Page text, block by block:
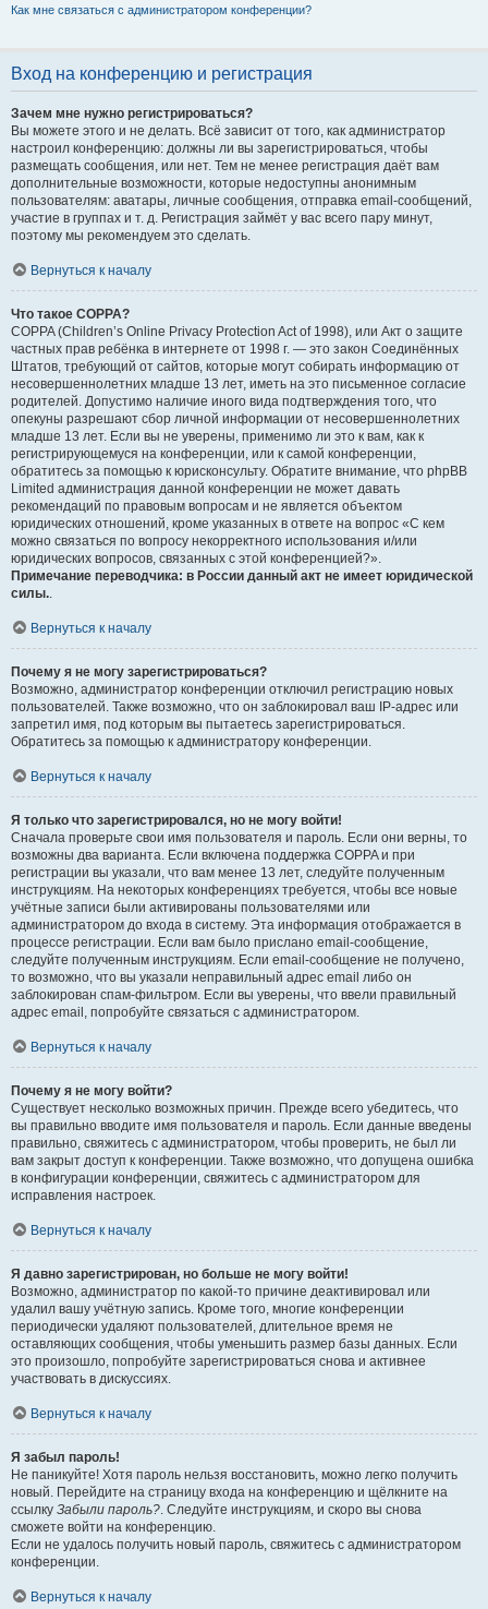
Как мне связаться с администратором конференции?
Вход на конференцию и регистрация
Зачем мне нужно регистрироваться?
Вы можете этого и не делать. Всё зависит от того, как администратор
настроил конференцию: должны ли вы зарегистрироваться, чтобы
размещать сообщения, или нет. Тем не менее регистрация даёт вам
дополнительные возможности, которые недоступны анонимным
пользователям: аватары, личные сообщения, отправка email-сообщений,
участие в группах и т. д. Регистрация займёт у вас всего пару минут,
поэтому мы рекомендуем это сделать.
Вернуться к началу
Что такое COPPA?
COPPA (Children’s Online Privacy Protection Act of 1998), или Акт о защите
частных прав ребёнка в интернете от 1998 г. — это закон Соединённых
Штатов, требующий от сайтов, которые могут собирать информацию от
несовершеннолетних младше 13 лет, иметь на это письменное согласие
родителей. Допустимо наличие иного вида подтверждения того, что
опекуны разрешают сбор личной информации от несовершеннолетних
младше 13 лет. Если вы не уверены, применимо ли это к вам, как к
регистрирующемуся на конференции, или к самой конференции,
обратитесь за помощью к юрисконсульту. Обратите внимание, что phpBB
Limited администрация данной конференции не может давать
рекомендаций по правовым вопросам и не является объектом
юридических отношений, кроме указанных в ответе на вопрос «С кем
можно связаться по вопросу некорректного использования и/или
юридических вопросов, связанных с этой конференцией?».
Примечание переводчика: в России данный акт не имеет юридической
силы..
Вернуться к началу
Почему я не могу зарегистрироваться?
Возможно, администратор конференции отключил регистрацию новых
пользователей. Также возможно, что он заблокировал ваш IP-адрес или
запретил имя, под которым вы пытаетесь зарегистрироваться.
Обратитесь за помощью к администратору конференции.
Вернуться к началу
Я только что зарегистрировался, но не могу войти!
Сначала проверьте свои имя пользователя и пароль. Если они верны, то
возможны два варианта. Если включена поддержка COPPA и при
регистрации вы указали, что вам менее 13 лет, следуйте полученным
инструкциям. На некоторых конференциях требуется, чтобы все новые
учётные записи были активированы пользователями или
администратором до входа в систему. Эта информация отображается в
процессе регистрации. Если вам было прислано email-сообщение,
следуйте полученным инструкциям. Если email-сообщение не получено,
то возможно, что вы указали неправильный адрес email либо он
заблокирован спам-фильтром. Если вы уверены, что ввели правильный
адрес email, попробуйте связаться с администратором.
Вернуться к началу
Почему я не могу войти?
Существует несколько возможных причин. Прежде всего убедитесь, что
вы правильно вводите имя пользователя и пароль. Если данные введены
правильно, свяжитесь с администратором, чтобы проверить, не был ли
вам закрыт доступ к конференции. Также возможно, что допущена ошибка
в конфигурации конференции, свяжитесь с администратором для
исправления настроек.
Вернуться к началу
Я давно зарегистрирован, но больше не могу войти!
Возможно, администратор по какой-то причине деактивировал или
удалил вашу учётную запись. Кроме того, многие конференции
периодически удаляют пользователей, длительное время не
оставляющих сообщения, чтобы уменьшить размер базы данных. Если
это произошло, попробуйте зарегистрироваться снова и активнее
участвовать в дискуссиях.
Вернуться к началу
Я забыл пароль!
Не паникуйте! Хотя пароль нельзя восстановить, можно легко получить
новый. Перейдите на страницу входа на конференцию и щёлкните на
ссылку Забыли пароль?. Следуйте инструкциям, и скоро вы снова
сможете войти на конференцию.
Если не удалось получить новый пароль, свяжитесь с администратором
конференции.
Вернуться к началу